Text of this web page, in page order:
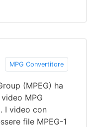
MPG Convertitore
(MPEG) ha
MPG
I video con
file MPEG-1